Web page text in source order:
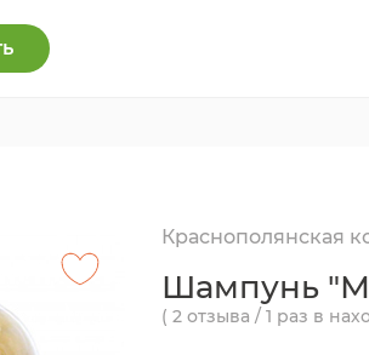
Краснополянская
Шампунь
( 2 отзыва / 1 раз в